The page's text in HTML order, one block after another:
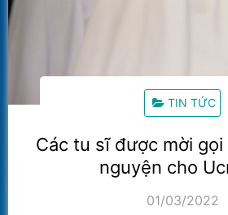
TIN TỨC
Các tu sĩ được mời gọi
nguyện cho
01/03/2022